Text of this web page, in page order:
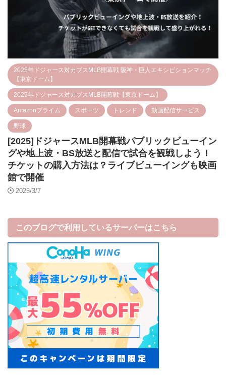
2025年ドジャース対カブスMLB開幕戦 阪神・巨人エキシビションマッチ
【東京ドーム】
2025年ドジャース対カブスMLB開幕戦【東京ドーム】
Amazonプライム スポーツ トレンド 動画配信サービス
野球
[2025]ドジャースMLB開幕戦パブリックビューイン
グや地上波・BS放送と配信で試合を観戦しよう！
チケットの購入方法は？ライブビューイングも映画
館で開催
2025/3/7
このブログで利用しているサーバーはこちら